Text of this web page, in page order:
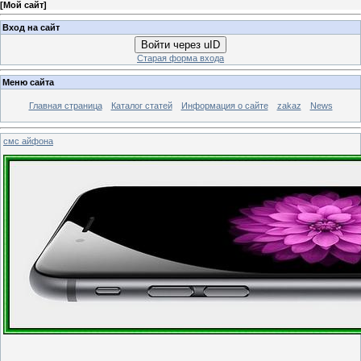
[Мой сайт]
Вход на сайт
Войти через uID
Старая форма входа
Меню сайта
Главная страница Каталог статей Информация о сайте zakaz News
смс айфона